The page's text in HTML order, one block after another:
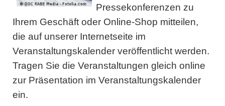
Pressekonferenzen zu
Ihrem Geschäft oder Online-Shop mitteilen,
die auf unserer Internetseite im
Veranstaltungskalender veröffentlicht werden.
Tragen Sie die Veranstaltungen gleich online
zur Präsentation im Veranstaltungskalender
ein.